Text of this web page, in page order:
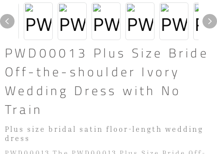
PWD00013 Plus Size Bride
Off-the-shoulder Ivory
Wedding Dress with No
Train
Plus size bridal satin floor-length wedding
dress